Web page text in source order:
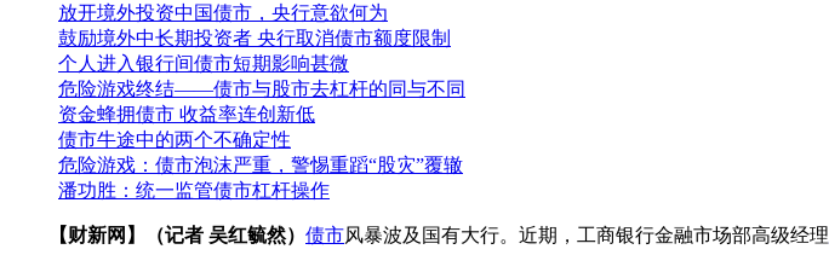
放开境外投资中国债市，央行意欲何为
鼓励境外中长期投资者 央行取消债市额度限制
个人进入银行间债市短期影响甚微
危险游戏终结——债市与股市去杠杆的同与不同
资金蜂拥债市 收益率连创新低
债市牛途中的两个不确定性
危险游戏：债市泡沫严重，警惕重蹈“股灾”覆辙
潘功胜：统一监管债市杠杆操作
【财新网】（记者 吴红毓然） 债市风暴波及国有大行。近期，工商银行金融市场部高级经理